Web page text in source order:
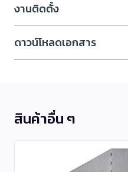
งานติดตั้ง
ดาวน์โหลดเอกสาร
สินค้าอื่น ๆ